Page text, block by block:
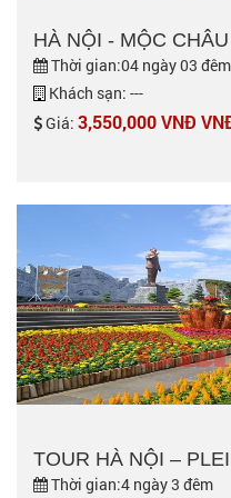
HÀ NỘI - MỘC
Thời gian:04 ngày 03 đêm
Khách sạn: ---
Giá: 3,550,000 VNĐ
TOUR HÀ NỘI –
Thời gian:4 ngày 3 đêm